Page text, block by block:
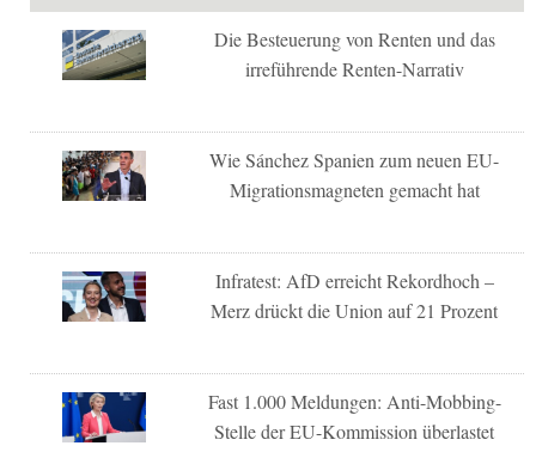
Die Besteuerung von Renten und das
irreführende Renten-Narrativ
Wie Sánchez Spanien zum neuen EU-
Migrationsmagneten gemacht hat
Infratest: AfD erreicht Rekordhoch –
Merz drückt die Union auf 21 Prozent
Fast 1.000 Meldungen: Anti-Mobbing-
Stelle der EU-Kommission überlastet